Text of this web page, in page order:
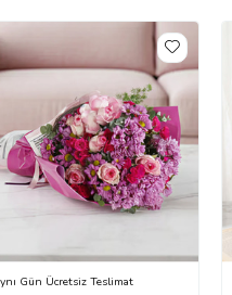
Gün Ücretsiz Teslimat